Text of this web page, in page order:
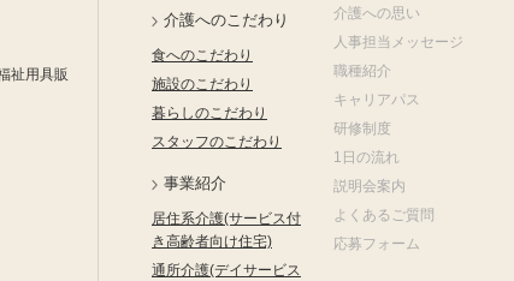
祉用具販
介護へのこだわり
食へのこだわり
施設のこだわり
暮らしのこだわり
スタッフのこだわり
事業紹介
居住系介護(サービス付
き高齢者向け住宅)
通所介護(デイサービス
介護への思い
人事担当メッセージ
職種紹介
キャリアパス
研修制度
1日の流れ
説明会案内
よくあるご質問
応募フォーム